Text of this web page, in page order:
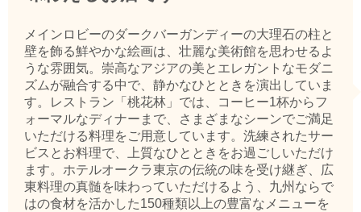
メインロビーのダークバーガンディーの大理石の柱と
壁を飾る鮮やかな絵画は、壮麗な美術館を思わせるよ
うな雰囲気。崇高なアジアの美とエレガントなモダニ
ズムが融合する中で、静かなひとときを演出していま
す。レストラン「桃花林」では、コーヒー1杯からフ
ォーマルなディナーまで、さまざまなシーンでご満足
いただける料理をご用意しています。洗練されたサー
ビスとお料理で、上質なひとときをお過ごしいただけ
ます。ホテルオークラ東京の伝統の味を受け継ぎ、広
東料理の真髄を味わっていただけるよう、九州ならで
はの食材を活かした150種類以上の豊富なメニューを